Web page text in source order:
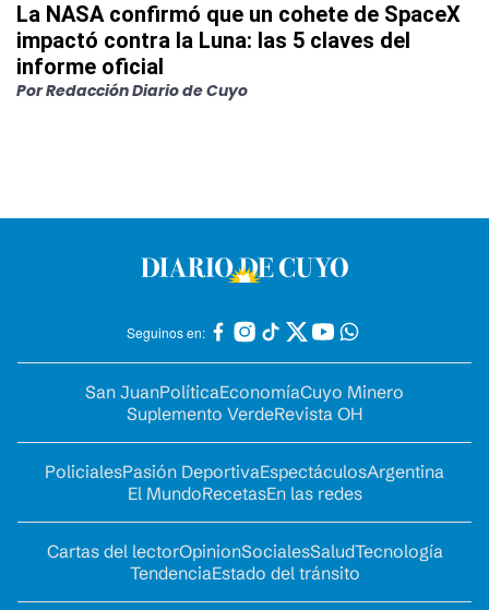
La NASA confirmó que un cohete de SpaceX
impactó contra la Luna: las 5 claves del
informe oficial
PorRedacción Diario de Cuyo
Seguinos en:
San JuanPolíticaEconomíaCuyo Minero
Suplemento VerdeRevista OH
PolicialesPasión DeportivaEspectáculosArgentina
El MundoRecetasEn las redes
Cartas del lectorOpinionSocialesSaludTecnología
TendenciaEstado del tránsito